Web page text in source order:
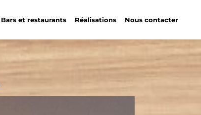
Bars et restaurants Réalisations Nous contacter